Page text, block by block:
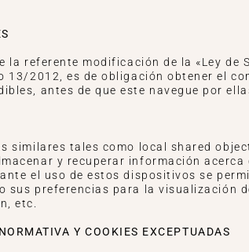
la referente modificación de la «Ley de
13/2012, es de obligación obtener el
antes de que este navegue por
similares tales como local shared
y recuperar información
el uso de estos dispositivos se
sus preferencias para la visualización
etc.
Y COOKIES EXCEPTUADAS